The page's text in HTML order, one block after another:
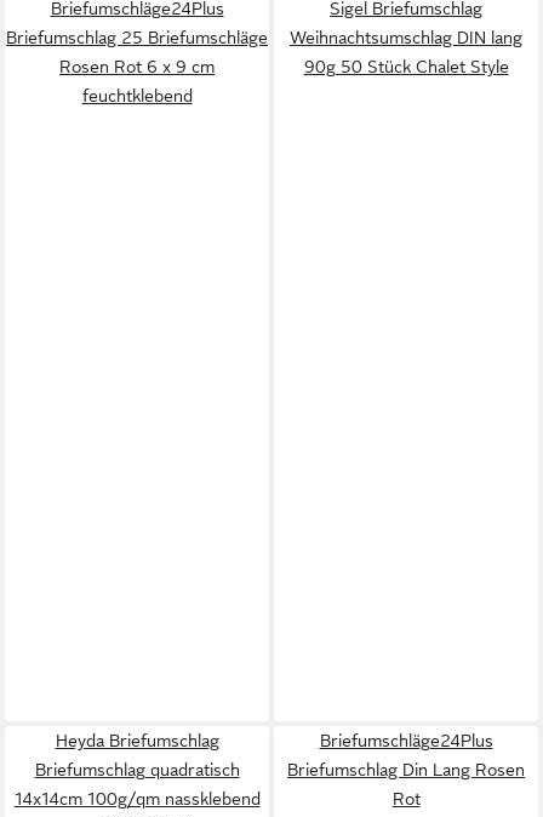
Briefumschläge24Plus
Briefumschlag 25 Briefumschläge
Rosen Rot 6 x 9 cm
feuchtklebend
Sigel Briefumschlag
Weihnachtsumschlag DIN lang
90g 50 Stück Chalet Style
Heyda Briefumschlag
Briefumschlag quadratisch
14x14cm 100g/qm nassklebend
Briefumschläge24Plus
Briefumschlag Din Lang Rosen
Rot